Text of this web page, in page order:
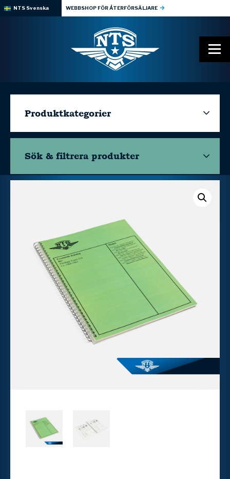
NTS Svenska WEBBSHOP FÖR ÅTERFÖRSÄLJARE
Produktkategorier
Sök & filtrera produkter